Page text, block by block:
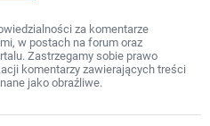
za komentarze
w postach na forum oraz
Zastrzegamy sobie prawo
komentarzy zawierających treści
jako obraźliwe.